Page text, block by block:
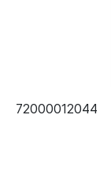
72000012044